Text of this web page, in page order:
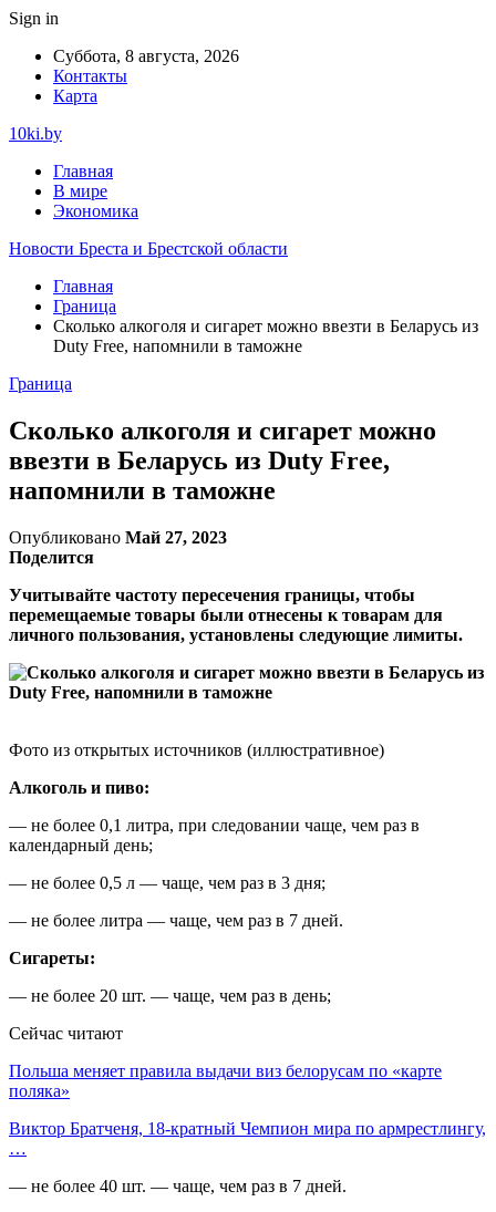
Sign in
Суббота, 8 августа, 2026
Контакты
Карта
10ki.by
Главная
В мире
Экономика
Новости Бреста и Брестской области
Главная
Граница
Сколько алкоголя и сигарет можно ввезти в Беларусь из
Duty Free, напомнили в таможне
Граница
Сколько алкоголя и сигарет можно
ввезти в Беларусь из Duty Free,
напомнили в таможне
Опубликовано Май 27, 2023
Поделится
Учитывайте частоту пересечения границы, чтобы
перемещаемые товары были отнесены к товарам для
личного пользования, установлены следующие лимиты.
Фото из открытых источников (иллюстративное)
Алкоголь и пиво:
— не более 0,1 литра, при следовании чаще, чем раз в
календарный день;
— не более 0,5 л — чаще, чем раз в 3 дня;
— не более литра — чаще, чем раз в 7 дней.
Сигареты:
— не более 20 шт. — чаще, чем раз в день;
Сейчас читают
Польша меняет правила выдачи виз белорусам по «карте
поляка»
Виктор Братченя, 18-кратный Чемпион мира по армрестлингу,
…
— не более 40 шт. — чаще, чем раз в 7 дней.